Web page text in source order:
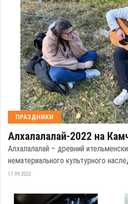
ПРАЗДНИКИ
Алхалалалай-2022 на
Алхалалалай – древний
нематериального культурного
17.09.2022